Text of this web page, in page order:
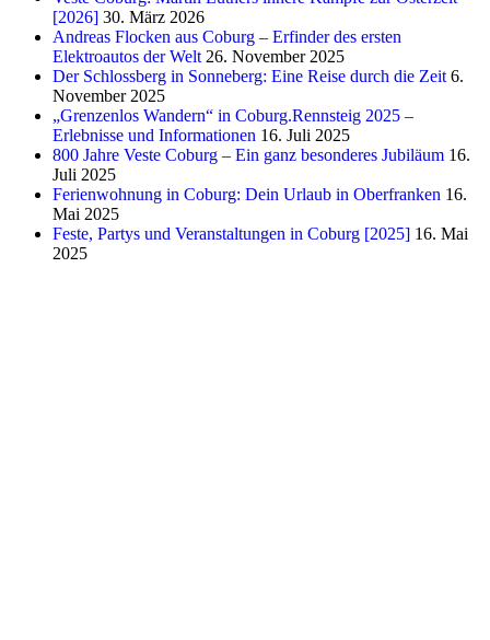
[2026] 30. März 2026
Andreas Flocken aus Coburg – Erfinder des ersten
Elektroautos der Welt 26. November 2025
Der Schlossberg in Sonneberg: Eine Reise durch die Zeit 6.
November 2025
„Grenzenlos Wandern“ in Coburg.Rennsteig 2025 –
Erlebnisse und Informationen 16. Juli 2025
800 Jahre Veste Coburg – Ein ganz besonderes Jubiläum 16.
Juli 2025
Ferienwohnung in Coburg: Dein Urlaub in Oberfranken 16.
Mai 2025
Feste, Partys und Veranstaltungen in Coburg [2025] 16. Mai
2025